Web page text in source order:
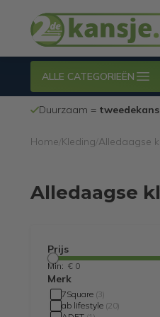
ALLE CATEGORIEËN
Duurzaam = tweedekans
Home Kleding Alledaagse
Alledaagse
Prijs
Min: € 0
Merk
7Square (3)
ab lifestyle (20)